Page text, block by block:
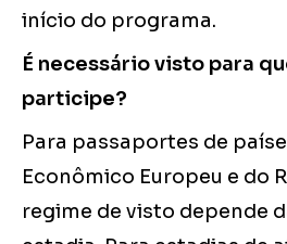
início do programa.
É necessário visto para
participe?
Para passaportes de
Econômico Europeu e do
regime de visto depende